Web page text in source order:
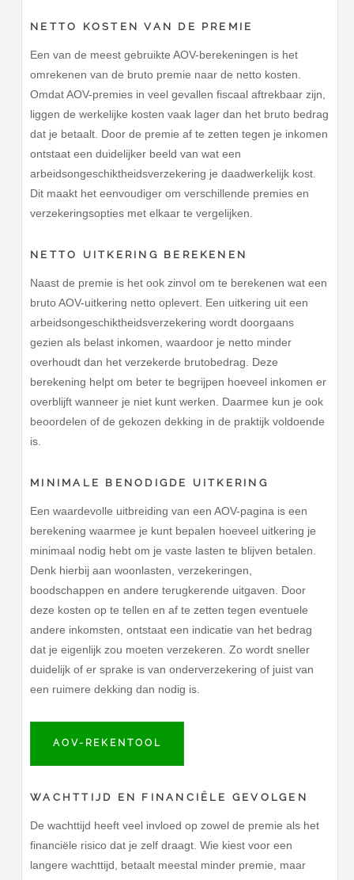
NETTO KOSTEN VAN DE PREMIE
Een van de meest gebruikte AOV-berekeningen is het
omrekenen van de bruto premie naar de netto kosten.
Omdat AOV-premies in veel gevallen fiscaal aftrekbaar zijn,
liggen de werkelijke kosten vaak lager dan het bruto bedrag
dat je betaalt. Door de premie af te zetten tegen je inkomen
ontstaat een duidelijker beeld van wat een
arbeidsongeschiktheidsverzekering je daadwerkelijk kost.
Dit maakt het eenvoudiger om verschillende premies en
verzekeringsopties met elkaar te vergelijken.
NETTO UITKERING BEREKENEN
Naast de premie is het ook zinvol om te berekenen wat een
bruto AOV-uitkering netto oplevert. Een uitkering uit een
arbeidsongeschiktheidsverzekering wordt doorgaans
gezien als belast inkomen, waardoor je netto minder
overhoudt dan het verzekerde brutobedrag. Deze
berekening helpt om beter te begrijpen hoeveel inkomen er
overblijft wanneer je niet kunt werken. Daarmee kun je ook
beoordelen of de gekozen dekking in de praktijk voldoende
is.
MINIMALE BENODIGDE UITKERING
Een waardevolle uitbreiding van een AOV-pagina is een
berekening waarmee je kunt bepalen hoeveel uitkering je
minimaal nodig hebt om je vaste lasten te blijven betalen.
Denk hierbij aan woonlasten, verzekeringen,
boodschappen en andere terugkerende uitgaven. Door
deze kosten op te tellen en af te zetten tegen eventuele
andere inkomsten, ontstaat een indicatie van het bedrag
dat je eigenlijk zou moeten verzekeren. Zo wordt sneller
duidelijk of er sprake is van onderverzekering of juist van
een ruimere dekking dan nodig is.
AOV-REKENTOOL
WACHTTIJD EN FINANCIËLE GEVOLGEN
De wachttijd heeft veel invloed op zowel de premie als het
financiële risico dat je zelf draagt. Wie kiest voor een
langere wachttijd, betaalt meestal minder premie, maar